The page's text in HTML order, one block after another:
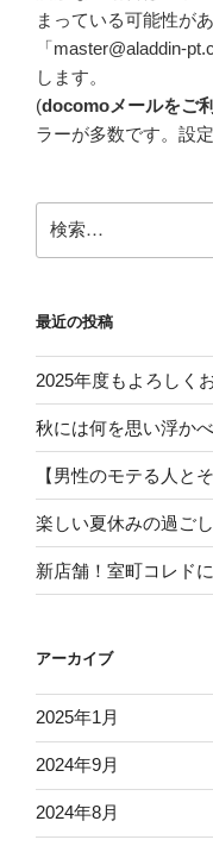
まっている可能性が
「master@aladdin-
します。
(docomoメールをご
ラーが多数です。設
索:
最近の投稿
2025年度もよろしく
秋には何を思い浮か
【男性のモテる人と
楽しい夏休みの過ご
新店舗！室町コレド
アーカイブ
2025年1月
2024年9月
2024年8月